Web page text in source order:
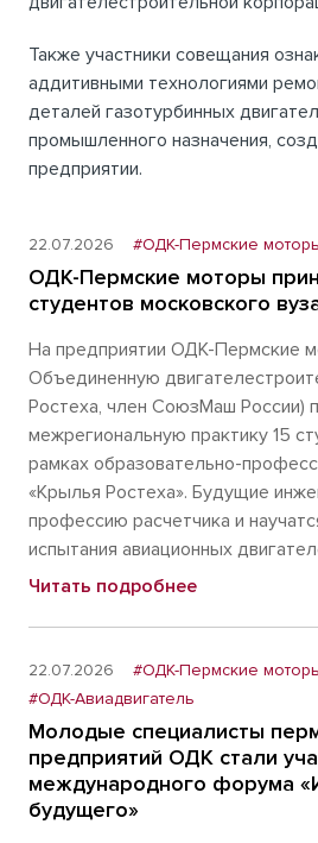
Также участники совещания
аддитивными технологиями
деталей газотурбинных
промышленного назначения,
предприятии.
22.07.2026 #ОДК-Пермские
ОДК-Пермские моторы
студентов московского
На предприятии ОДК-Пермские
Объединенную
Ростеха, член СоюзМаш России)
межрегиональную практику 15
рамках образовательно-
«Крылья Ростеха». Будущие
профессию расчетчика и
испытания авиационных
Читать подробнее
22.07.2026
#ОДК-Пермские
#ОДК-Авиадвигатель
Молодые специалисты
предприятий ОДК стали
международного форума
будущего»